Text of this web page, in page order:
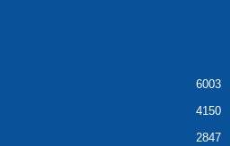
6003
4150
2847